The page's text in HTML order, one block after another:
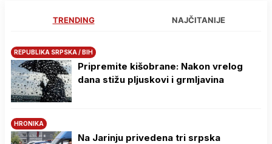
TRENDING NAJČITANIJE
REPUBLIKA SRPSKA / BIH
Pripremite kišobrane: Nakon vrelog
dana stižu pljuskovi i grmljavina
HRONIKA
Na Јarinju privedena tri srpska